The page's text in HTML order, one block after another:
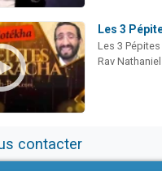
Les 3
Les 3
Rav
contacter